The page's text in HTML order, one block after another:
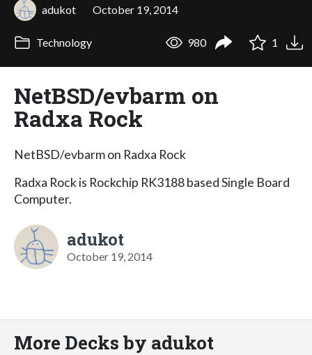
adukot October 19, 2014
Technology 980 1
NetBSD/evbarm on
Radxa Rock
NetBSD/evbarm on Radxa Rock
Radxa Rock is Rockchip RK3188 based Single Board
Computer.
adukot
October 19, 2014
More Decks by adukot